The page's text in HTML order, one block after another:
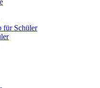
für Schüler